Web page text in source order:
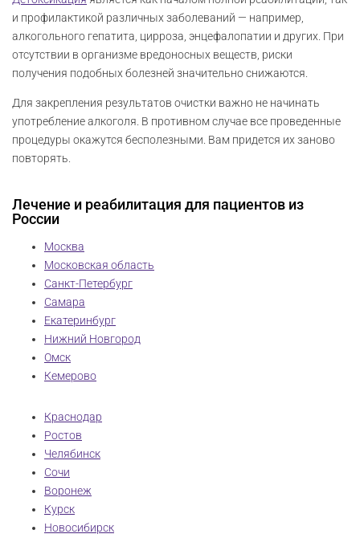
и профилактикой различных заболеваний — например,
алкогольного гепатита, цирроза, энцефалопатии и других. При
отсутствии в организме вредоносных веществ, риски
получения подобных болезней значительно снижаются.
Для закрепления результатов очистки важно не начинать
употребление алкоголя. В противном случае все проведенные
процедуры окажутся бесполезными. Вам придется их заново
повторять.
Лечение и реабилитация для пациентов из
России
Москва
Московская область
Санкт-Петербург
Самара
Екатеринбург
Нижний Новгород
Омск
Кемерово
Краснодар
Ростов
Челябинск
Сочи
Воронеж
Курск
Новосибирск